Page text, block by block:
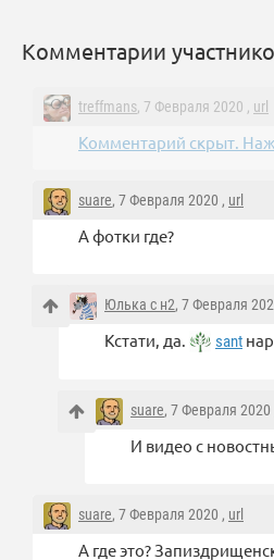
Комментарии
treffmans, 7 Февраля 2020 , url
Комментарий скрыт.
suare, 7 Февраля 2020 , url
А фотки где?
Юлька с н2, 7 Февраля
Кстати, да. sant
suare, 7 Февраля 2020
И видео с
suare, 7 Февраля 2020 , url
А где это?